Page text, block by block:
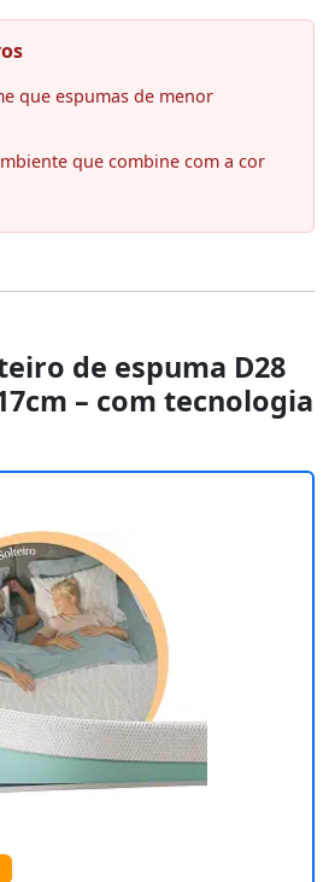
que espumas de menor
que combine com a cor
de espuma D28
– com tecnologia